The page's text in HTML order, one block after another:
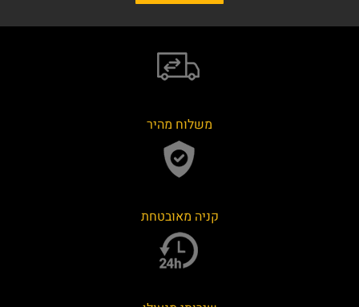
משלוח מהיר
קניה מאובטחת